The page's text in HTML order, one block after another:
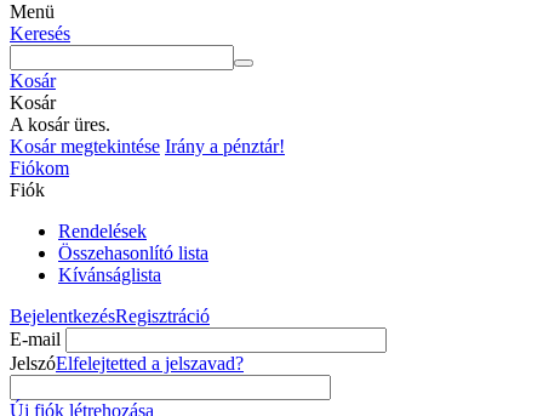
Menü
Keresés
Kosár
Kosár
A kosár üres.
Kosár megtekintése Irány a pénztár!
Fiókom
Fiók
Rendelések
Összehasonlító lista
Kívánságlista
BejelentkezésRegisztráció
E-mail
JelszóElfelejtetted a jelszavad?
Új fiók létrehozása